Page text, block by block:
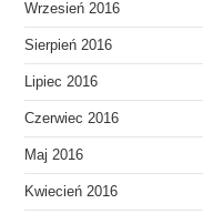
Wrzesień 2016
Sierpień 2016
Lipiec 2016
Czerwiec 2016
Maj 2016
Kwiecień 2016